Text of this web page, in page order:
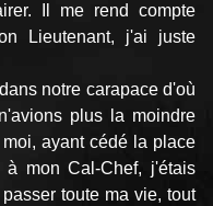
Il me rend compte
Lieutenant, j'ai juste
notre carapace d'où
plus la moindre
ayant cédé la place
mon Cal-Chef, j'étais
toute ma vie, tout